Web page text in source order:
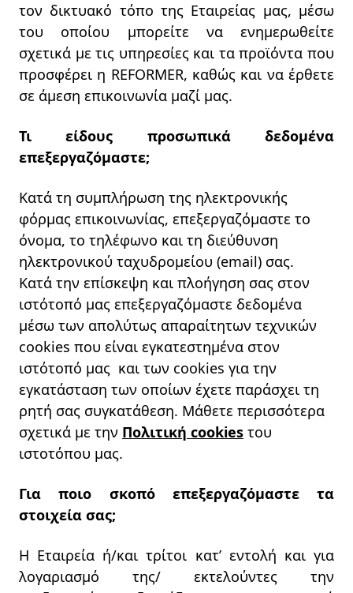
τον δικτυακό τόπο της Εταιρείας μας, μέσω
του οποίου μπορείτε να ενημερωθείτε
σχετικά με τις υπηρεσίες και τα προϊόντα που
προσφέρει η REFORMER, καθώς και να έρθετε
σε άμεση επικοινωνία μαζί μας.
Τι είδους προσωπικά δεδομένα
επεξεργαζόμαστε;
Κατά τη συμπλήρωση της ηλεκτρονικής
φόρμας επικοινωνίας, επεξεργαζόμαστε το
όνομα, το τηλέφωνο και τη διεύθυνση
ηλεκτρονικού ταχυδρομείου (email) σας.
Κατά την επίσκεψη και πλοήγηση σας στον
ιστότοπό μας επεξεργαζόμαστε δεδομένα
μέσω των απολύτως απαραίτητων τεχνικών
cookies που είναι εγκατεστημένα στον
ιστότοπό μας και των cookies για την
εγκατάσταση των οποίων έχετε παράσχει τη
ρητή σας συγκατάθεση. Μάθετε περισσότερα
σχετικά με την Πολιτική cookies του
ιστοτόπου μας.
Για ποιο σκοπό επεξεργαζόμαστε τα
στοιχεία σας;
Η Εταιρεία ή/και τρίτοι κατ’ εντολή και για
λογαριασμό της/ εκτελούντες την